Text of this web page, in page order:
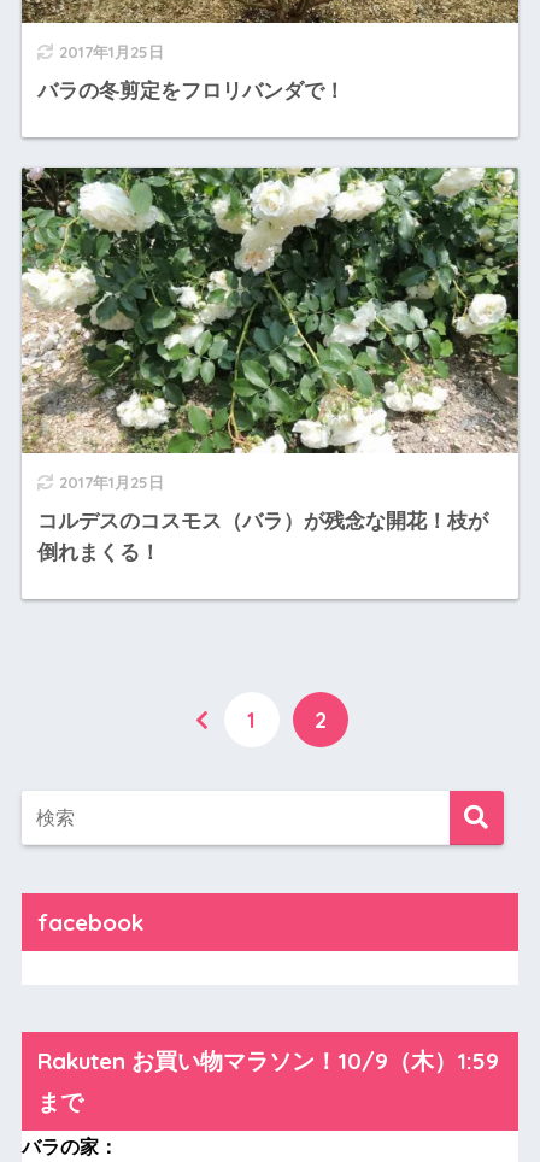
2017年1月25日
バラの冬剪定をフロリバンダで！
2017年1月25日
コルデスのコスモス（バラ）が残念な開花！枝が
倒れまくる！
1 2
facebook
Rakuten お買い物マラソン！10/9（木）1:59
まで
バラの家：